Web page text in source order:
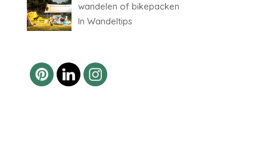
wandelen of bikepacken
In Wandeltips